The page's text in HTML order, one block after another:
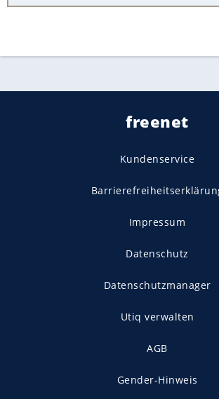
freenet
Kundenservice
Impressum
Datenschutz
Datenschutzmanager
Utiq verwalten
AGB
Gender-Hinweis